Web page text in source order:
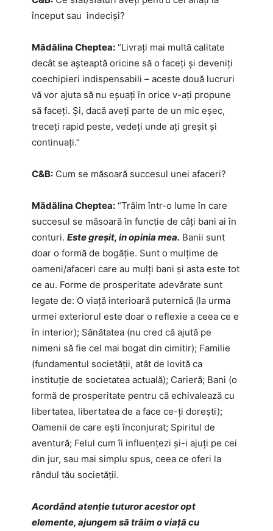
început sau indeciși?
Mădălina Cheptea: “Livrați mai multă calitate
decât se aşteaptă oricine să o faceți şi deveniți
coechipieri indispensabili – aceste două lucruri
vă vor ajuta să nu eşuați în orice v-ați propune
să faceți. Și, dacă aveți parte de un mic eșec,
treceți rapid peste, vedeți unde ați greșit și
continuați.”
C&B: Cum se măsoară succesul unei afaceri?
Mădălina Cheptea: “Trăim într-o lume în care
succesul se măsoară în funcţie de câţi bani ai în
conturi. Este greșit, in opinia mea. Banii sunt
doar o formă de bogăţie. Sunt o mulţime de
oameni/afaceri care au mulţi bani şi asta este tot
ce au. Forme de prosperitate adevărate sunt
legate de: O viaţă interioară puternică (la urma
urmei exteriorul este doar o reflexie a ceea ce e
în interior); Sănătatea (nu cred că ajută pe
nimeni să fie cel mai bogat din cimitir); Familie
(fundamentul societăţii, atât de lovită ca
instituţie de societatea actuală); Carieră; Bani (o
formă de prosperitate pentru că echivalează cu
libertatea, libertatea de a face ce-ţi doreşti);
Oamenii de care eşti înconjurat; Spiritul de
aventură; Felul cum îi influenţezi şi-i ajuţi pe cei
din jur, sau mai simplu spus, ceea ce oferi la
rândul tău societăţii.
Acordând atenţie tuturor acestor opt
elemente, ajungem să trăim o viaţă cu